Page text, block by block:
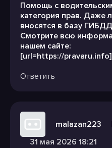
Помощь с
категория прав. Даже
вносятся в базу
Смотрите всю
нашем сайте:
[url=https://
Ответить
malazan223
31 мая 2026 18:21